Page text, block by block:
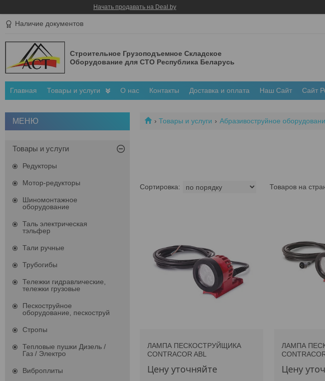
Начать продавать на Deal.by
Наличие документов
Строительное Грузоподъемное Складское
Оборудование для СТО Республика Беларусь
Главная Товары и услуги О нас Контакты Доставка и оплата Наш Сайт Сайт
Товары и услуги Абразивоструйное
ЛАМПА ПЕСКОСТРУЙЩИКА
CONTRACOR ABL
Цену уточняйте
ЛАМПА
Цену
Товары и услуги
Редукторы
Мотор-редукторы
Шиномонтажное
оборудование
Таль электрическая
тэльфер
Тали ручные
Трубогибы
Тележки гидравлические,
тележки грузовые
Пескоструйное
оборудование, пескоструй
Стропы
Тепловые пушки Дизель /
Газ / Электро
Виброплиты